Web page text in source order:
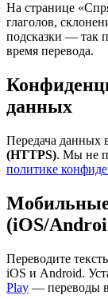
На странице
глаголов,
подсказки — так
время перевода.
данных
Передача данных
(HTTPS). Мы не
политике
(iOS/
Переводите
iOS и Android.
Play — переводы